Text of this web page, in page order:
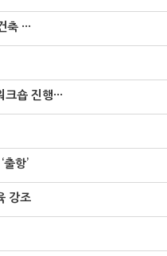
···
숍 진행···
항’
강조